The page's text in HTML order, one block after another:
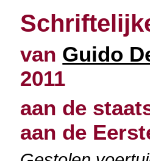
van Guido
2011
aan de
aan de